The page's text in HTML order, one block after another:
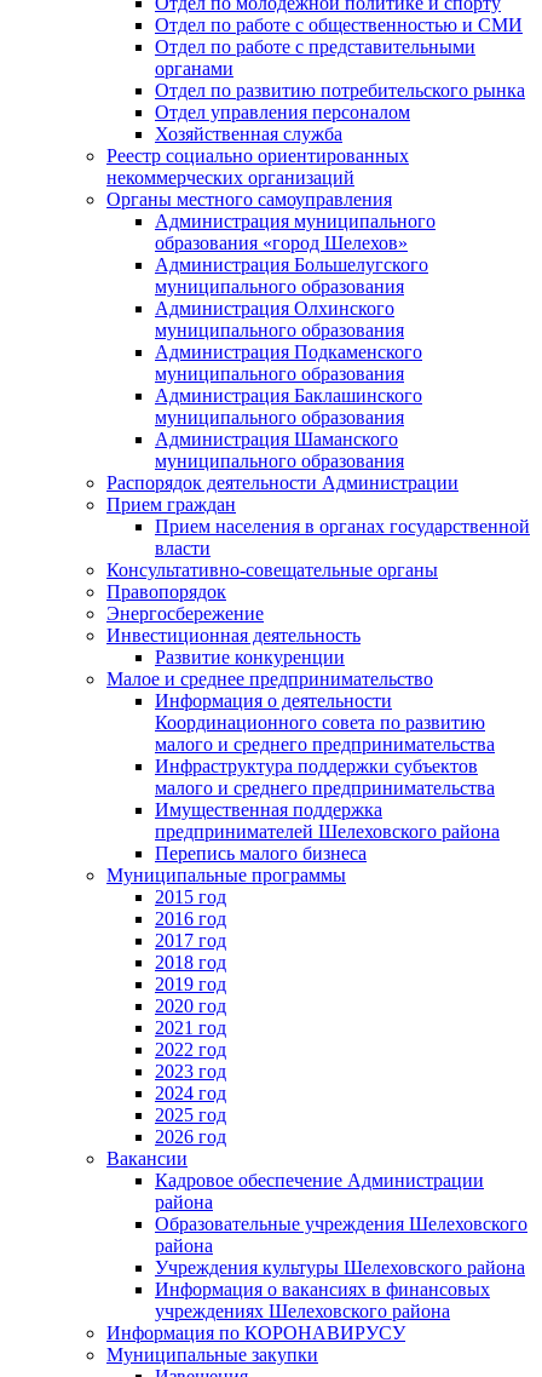
Отдел по работе с общественностью и СМИ
Отдел по работе с представительными
органами
Отдел по развитию потребительского рынка
Отдел управления персоналом
Хозяйственная служба
Реестр социально ориентированных
некоммерческих организаций
Органы местного самоуправления
Администрация муниципального
образования «город Шелехов»
Администрация Большелугского
муниципального образования
Администрация Олхинского
муниципального образования
Администрация Подкаменского
муниципального образования
Администрация Баклашинского
муниципального образования
Администрация Шаманского
муниципального образования
Распорядок деятельности Администрации
Прием граждан
Прием населения в органах государственной
власти
Консультативно-совещательные органы
Правопорядок
Энергосбережение
Инвестиционная деятельность
Развитие конкуренции
Малое и среднее предпринимательство
Информация о деятельности
Координационного совета по развитию
малого и среднего предпринимательства
Инфраструктура поддержки субъектов
малого и среднего предпринимательства
Имущественная поддержка
предпринимателей Шелеховского района
Перепись малого бизнеса
Муниципальные программы
2015 год
2016 год
2017 год
2018 год
2019 год
2020 год
2021 год
2022 год
2023 год
2024 год
2025 год
2026 год
Вакансии
Кадровое обеспечение Администрации
района
Образовательные учреждения Шелеховского
района
Учреждения культуры Шелеховского района
Информация о вакансиях в финансовых
учреждениях Шелеховского района
Информация по КОРОНАВИРУСУ
Муниципальные закупки